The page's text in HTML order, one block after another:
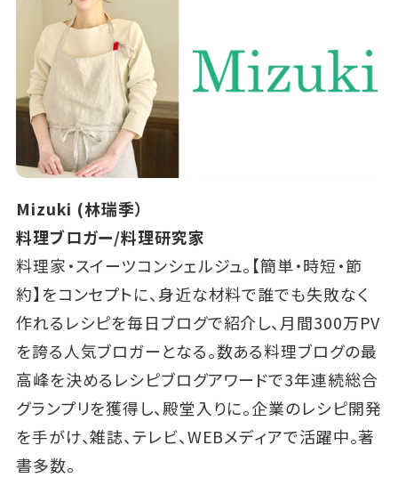
Mizuki (林瑞季）
料理ブロガー/料理研究家
料理家・スイーツコンシェルジュ。【簡単・時短・節
約】をコンセプトに、身近な材料で誰でも失敗なく
作れるレシピを毎日ブログで紹介し、月間300万PV
を誇る人気ブロガーとなる。数ある料理ブログの最
高峰を決めるレシピブログアワードで3年連続総合
グランプリを獲得し、殿堂入りに。企業のレシピ開発
を手がけ、雑誌、テレビ、WEBメディアで活躍中。著
書多数。